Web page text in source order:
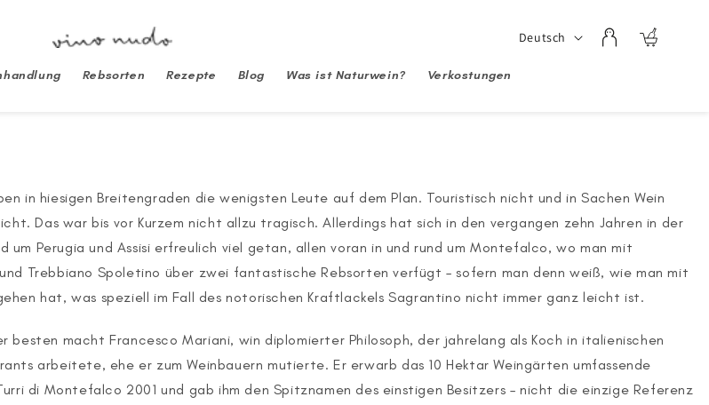
Rebsorten Rezepte Blog Was ist Naturwein? Verkostungen
Sprache
Deutsch EinloggenWarenkorb
in hiesigen Breitengraden die wenigsten Leute auf dem Plan. Touristisch nicht und in Sachen Wein
Das war bis vor Kurzem nicht allzu tragisch. Allerdings hat sich in den vergangen zehn Jahren in der
um Perugia und Assisi erfreulich viel getan, allen voran in und rund um Montefalco, wo man mit
Trebbiano Spoletino über zwei fantastische Rebsorten verfügt – sofern man denn weiß, wie man mit
hat, was speziell im Fall des notorischen Kraftlackels Sagrantino nicht immer ganz leicht ist.
besten macht Francesco Mariani, win diplomierter Philosoph, der jahrelang als Koch in italienischen
arbeitete, ehe er zum Weinbauern mutierte. Er erwarb das 10 Hektar Weingärten umfassende
di Montefalco 2001 und gab ihm den Spitznamen des einstigen Besitzers – nicht die einzige Referenz